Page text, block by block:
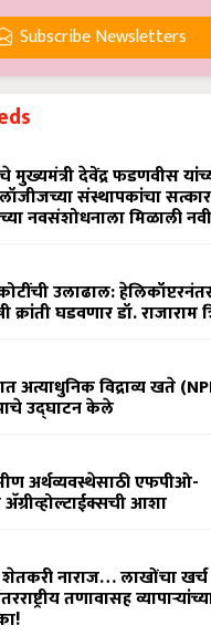
Subscribe Newsletters
मुख्यमंत्री देवेंद्र फडणवीस
संस्थापकांचा
नवसंशोधनाला मिळाली
उलाढाल:
घडवणार डॉ. राजाराम
अत्याधुनिक विद्राव्य खते
उद्घाटन केले
अर्थव्यवस्थेसाठी एफपीओ-
आशा
नाराज… लाखोंचा
तणावासह